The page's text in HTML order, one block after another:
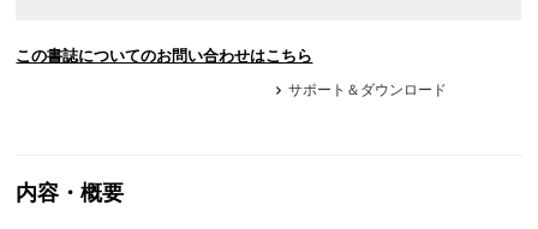
この書誌についてのお問い合わせはこちら
サポート＆ダウンロード
内容・概要